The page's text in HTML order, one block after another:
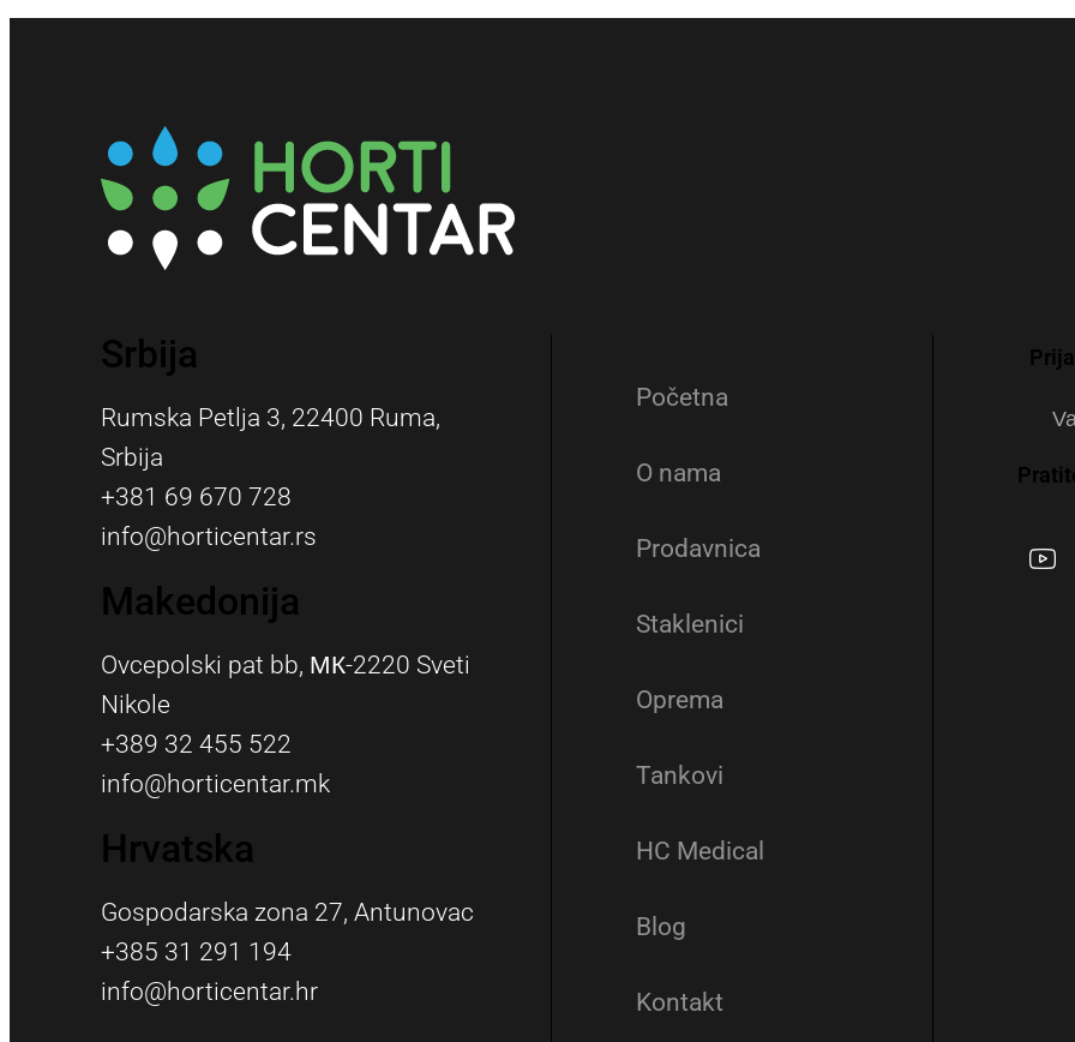
Srbija
Rumska Petlja 3, 22400 Ruma,
Srbija
+381 69 670 728
info@horticentar.rs
Makedonija
Ovcepolski pat bb, МК-2220 Sveti
Nikole
+389 32 455 522
info@horticentar.mk
Hrvatska
Gospodarska zona 27, Antunovac
+385 31 291 194
info@horticentar.hr
Početna
O nama
Prodavnica
Staklenici
Oprema
Tankovi
HC Medical
Blog
Kontakt